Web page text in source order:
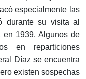
especialmente las
durante su visita al
en 1939. Algunos de
en reparticiones
Díaz se encuentra
existen sospechas